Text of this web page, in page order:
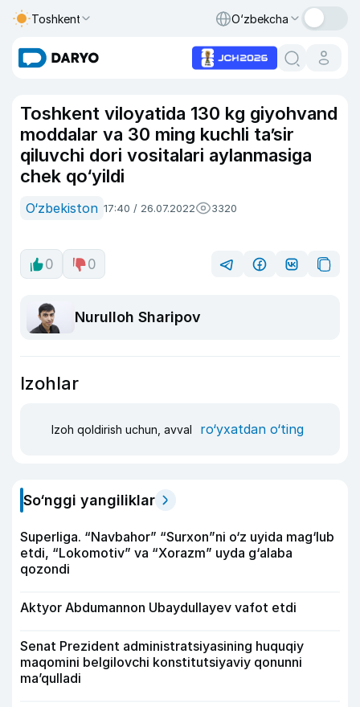
Toshkent O‘zbekcha
Toshkent viloyatida 130 kg giyohvand
moddalar va 30 ming kuchli ta’sir
qiluvchi dori vositalari aylanmasiga
chek qo‘yildi
O‘zbekiston 17:40 / 26.07.2022 3320
0 0
Nurulloh Sharipov
Izohlar
Izoh qoldirish uchun, avval ro‘yxatdan o‘ting
So‘nggi yangiliklar
Superliga. “Navbahor” “Surxon”ni o‘z uyida mag‘lub
etdi, “Lokomotiv” va “Xorazm” uyda g‘alaba
qozondi
Aktyor Abdu­mannon Ubaydullayev vafot etdi
Senat Prezident administratsiyasining huquqiy
maqomini belgilovchi konstitutsiyaviy qonunni
ma’qulladi